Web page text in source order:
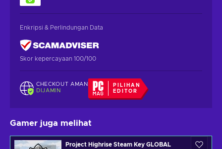
Enkripsi & Perlindungan Data
Skor kepercayaan 100/100
CHECKOUT AMAN
DIJAMIN
PILIHAN
EDITOR
Gamer juga melihat
Project Highrise Steam Key GLOBAL